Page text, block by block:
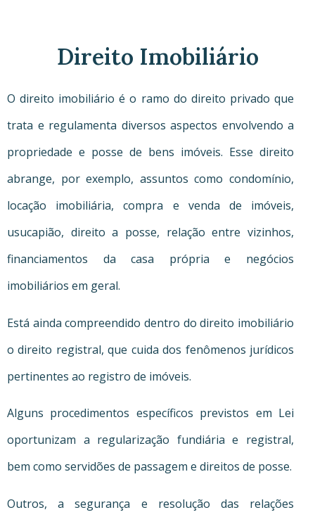
Direito Imobiliário
O direito imobiliário é o ramo do direito privado que
trata e regulamenta diversos aspectos envolvendo a
propriedade e posse de bens imóveis. Esse direito
abrange, por exemplo, assuntos como condomínio,
locação imobiliária, compra e venda de imóveis,
usucapião, direito a posse, relação entre vizinhos,
financiamentos da casa própria e negócios
imobiliários em geral.
Está ainda compreendido dentro do direito imobiliário
o direito registral, que cuida dos fenômenos jurídicos
pertinentes ao registro de imóveis.
Alguns procedimentos específicos previstos em Lei
oportunizam a regularização fundiária e registral,
bem como servidões de passagem e direitos de posse.
Outros, a segurança e resolução das relações